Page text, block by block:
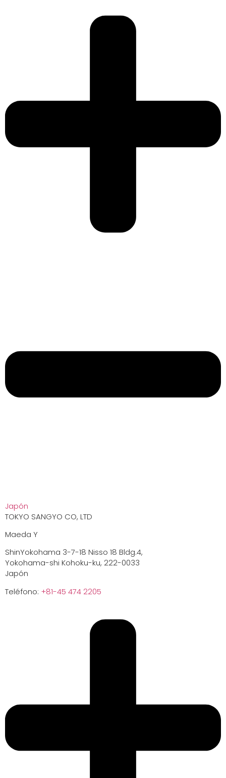
Japón
TOKYO SANGYO CO, LTD
Maeda Y
ShinYokohama 3-7-18 Nisso 18 Bldg.4,
Yokohama-shi Kohoku-ku, 222-0033
Japón
Teléfono: +81-45 474 2205